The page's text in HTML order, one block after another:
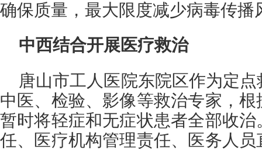
确保质量，最大限度减少病毒传播
中西结合开展医疗救治
唐山市工人医院东院区作为定
中医、检验、影像等救治专家，
暂时将轻症和无症状患者全部收
任、医疗机构管理责任、医务人